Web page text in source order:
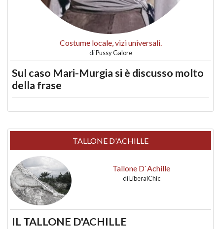
Costume locale, vizi universali.
diPussy Galore
Sul caso Mari-Murgia si è discusso molto
della frase
TALLONE D'ACHILLE
Tallone D`Achille
diLiberalChic
IL TALLONE D'ACHILLE